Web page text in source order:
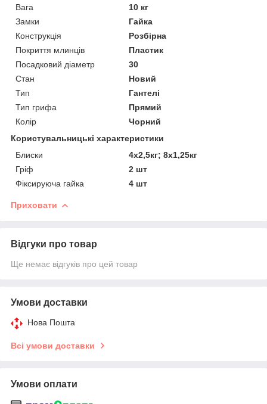
Вага
10 кг
Замки
Гайка
Конструкція
Розбірна
Покриття млинців
Пластик
Посадковий діаметр
30
Стан
Новий
Тип
Гантелі
Тип грифа
Прямий
Колір
Чорний
Користувальницькі характеристики
Блиски
4х2,5кг; 8х1,25кг
Гріф
2 шт
Фіксируюча гайка
4 шт
Приховати
Відгуки про товар
Ще немає відгуків про цей товар
Умови доставки
Нова Пошта
Всі умови доставки
Умови оплати